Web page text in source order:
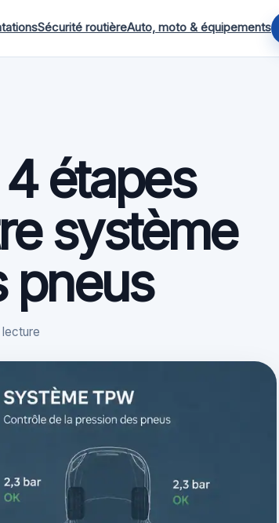
Sécurité routièreAuto, moto & équipements
étapes
système
pneus
lecture